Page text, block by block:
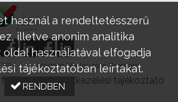
GFÜ Modern Mintaüzem Program
fenntartva |Adatkezelési tájékoztató
használ a rendeltetésszerű
illetve anonim analitika
oldal használatával elfogadja
tájékoztatóban leírtakat.
RENDBEN